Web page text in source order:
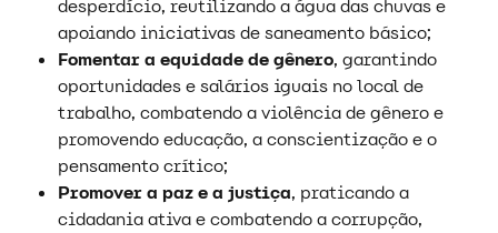
desperdício, reutilizando a água das chuvas e
apoiando iniciativas de saneamento básico;
Fomentar a equidade de gênero, garantindo
oportunidades e salários iguais no local de
trabalho, combatendo a violência de gênero e
promovendo educação, a conscientização e o
pensamento crítico;
Promover a paz e a justiça, praticando a
cidadania ativa e combatendo a corrupção,